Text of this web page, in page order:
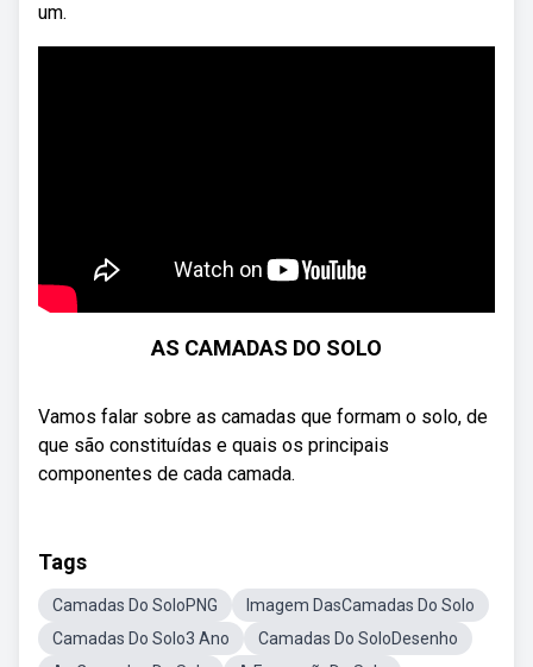
um.
AS CAMADAS DO SOLO
Vamos falar sobre as camadas que formam o solo, de
que são constituídas e quais os principais
componentes de cada camada.
Tags
Camadas Do SoloPNG
Imagem DasCamadas Do Solo
Camadas Do Solo3 Ano
Camadas Do SoloDesenho